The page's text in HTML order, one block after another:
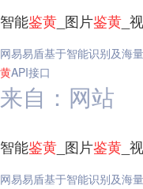
智能鉴黄 _图片鉴黄 _
网易易盾基于智能识别及海
黄API接口
来自：网站
智能鉴黄 _图片鉴黄 _
网易易盾基于智能识别及海